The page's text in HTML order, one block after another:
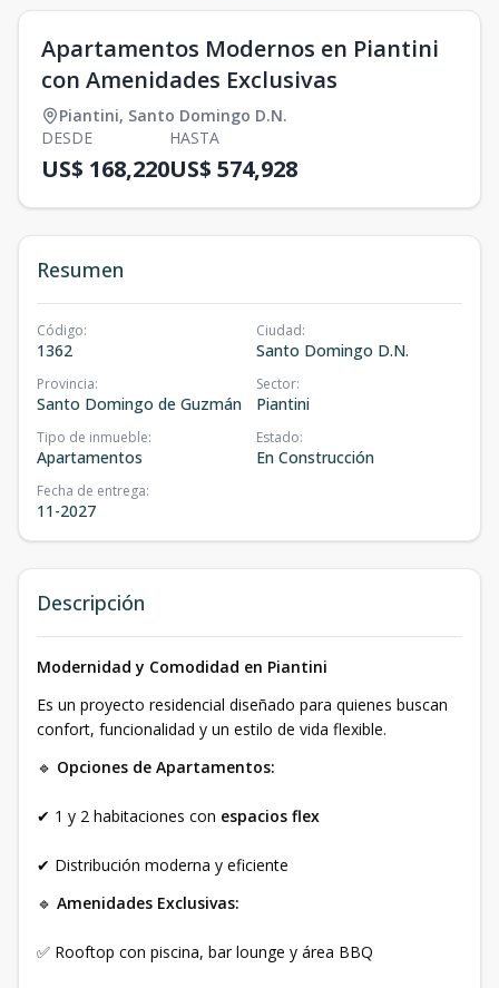
Apartamentos Modernos en Piantini
con Amenidades Exclusivas
Piantini, Santo Domingo D.N.
DESDE
US$ 168,220
HASTA
US$ 574,928
Resumen
Código:
1362
Ciudad:
Santo Domingo D.N.
Provincia:
Santo Domingo de Guzmán
Sector:
Piantini
Tipo de inmueble:
Apartamentos
Estado:
En Construcción
Fecha de entrega:
11-2027
Descripción
Modernidad y Comodidad en Piantini
Es un proyecto residencial diseñado para quienes buscan
confort, funcionalidad y un estilo de vida flexible.
🔹 Opciones de Apartamentos:
✔ 1 y 2 habitaciones con espacios flex
✔ Distribución moderna y eficiente
🔹 Amenidades Exclusivas:
✅ Rooftop con piscina, bar lounge y área BBQ